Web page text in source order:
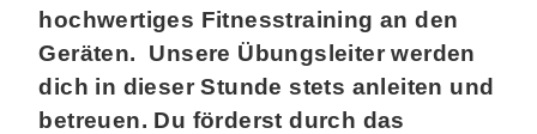
hochwertiges Fitnesstraining an den
Geräten. Unsere Übungsleiter werden
dich in dieser Stunde stets anleiten und
betreuen. Du förderst durch das